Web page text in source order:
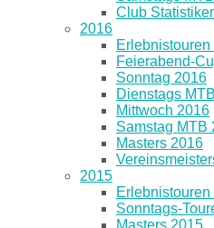
Club
2016
Erlebnistouren
Feierabend-
Sonntag 2016
Dienstags
Mittwoch 2016
Samstag MTB
Masters 2016
2015
Erlebnistouren
Sonntags-
Masters 2015